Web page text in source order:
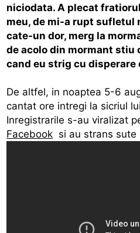
niciodata. A plecat
meu, de mi-a rupt sufletul
cate-un dor, merg la
de acolo din mormant stiu
cand eu strig cu disperare
De altfel, in noaptea 5-6
cantat ore intregi la sicriul
Inregistrarile s-au viralizat
Facebook si au strans sute